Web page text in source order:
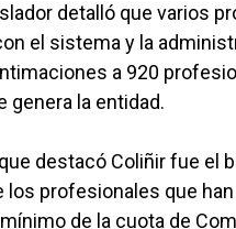
detalló que varios
el sistema y la
a 920
genera la entidad.
destacó Coliñir fue el
profesionales que
de la cuota de